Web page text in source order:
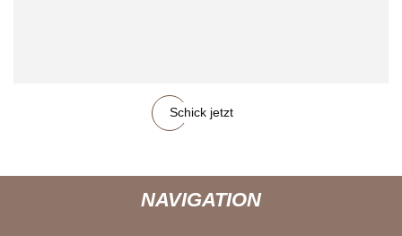
Schick jetzt
NAVIGATION